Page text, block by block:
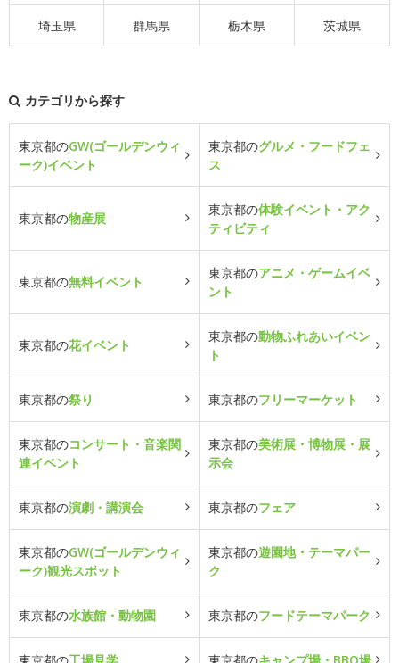
埼玉県 群馬県 栃木県 茨城県
カテゴリから探す
東京都のGW(ゴールデンウィ
ーク)イベント
東京都のグルメ・フードフェ
ス
東京都の物産展
東京都の体験イベント・アク
ティビティ
東京都の無料イベント
東京都のアニメ・ゲームイベ
ント
東京都の花イベント
東京都の動物ふれあいイベン
ト
東京都の祭り 東京都のフリーマーケット
東京都のコンサート・音楽関
連イベント
東京都の美術展・博物展・展
示会
東京都の演劇・講演会 東京都のフェア
東京都のGW(ゴールデンウィ
ーク)観光スポット
東京都の遊園地・テーマパー
ク
東京都の水族館・動物園 東京都のフードテーマパーク
東京都の工場見学 東京都のキャンプ場・BBQ場